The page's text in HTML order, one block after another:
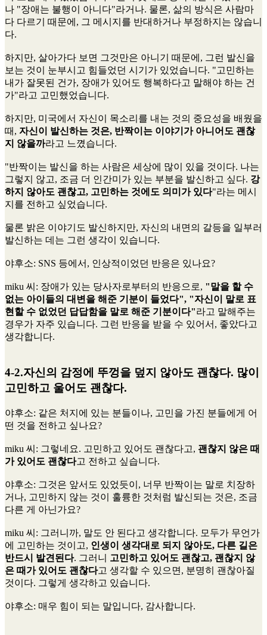
나 "장애는 불행이 아니다"라거나. 물론, 삶의 방식은 사람마
다 다르기 때문에, 그 메시지를 반대하거나 부정하지는 않습니
다.
하지만, 살아가다 보면 그것만은 아니기 때문에, 그런 발신을
보는 것이 눈부시고 힘들었던 시기가 있었습니다. "고민하는
내가 잘못된 건가, 장애가 있어도 행복하다고 말해야 하는 건
가"라고 고민했었습니다.
하지만, 미국에서 자신이 목소리를 내는 것의 중요성을 배웠을
때, 자신이 발신하는 것은, 반짝이는 이야기가 아니어도 괜찮
지 않을까라고 느꼈습니다.
"반짝이는 발신을 하는 사람은 세상에 많이 있을 것이다. 나는
그렇지 않고, 조금 더 인간미가 있는 부분을 발신하고 싶다. 강
하지 않아도 괜찮고, 고민하는 것에도 의미가 있다"라는 메시
지를 전하고 싶었습니다.
물론 밝은 이야기도 발신하지만, 자신의 내면의 갈등을 일부러
발신하는 데는 그런 생각이 있습니다.
야후소: SNS 등에서, 인상적이었던 반응은 있나요?
miku 씨 : 장애가 있는 당사자로부터의 반응으로, "말을 할 수
없는 아이들의 대변을 해준 기분이 들었다", "자신이 말로 표
현할 수 없었던 답답함을 말로 해준 기분이다"라고 말해주는
경우가 자주 있습니다. 그런 반응을 받을 수 있어서, 좋았다고
생각합니다.
4-2.자신의 감정에 뚜껑을 덮지 않아도 괜찮다. 많이
고민하고 울어도 괜찮다.
야후소: 같은 처지에 있는 분들이나, 고민을 가진 분들에게 어
떤 것을 전하고 싶나요?
miku 씨 : 그렇네요. 고민하고 있어도 괜찮다고, 괜찮지 않은 때
가 있어도 괜찮다고 전하고 싶습니다.
야후소: 그것은 앞서도 있었듯이, 너무 반짝이는 말로 치장하
거나, 고민하지 않는 것이 훌륭한 것처럼 발신되는 것은, 조금
다른 게 아닌가요?
miku 씨 : 그러니까, 말도 안 된다고 생각합니다. 모두가 무언가
에 고민하는 것이고, 인생이 생각대로 되지 않아도, 다른 길은
반드시 발견된다. 그러니 고민하고 있어도 괜찮고, 괜찮지 않
은 때가 있어도 괜찮다고 생각할 수 있으면, 분명히 괜찮아질
것이다. 그렇게 생각하고 있습니다.
야후소: 매우 힘이 되는 말입니다, 감사합니다.